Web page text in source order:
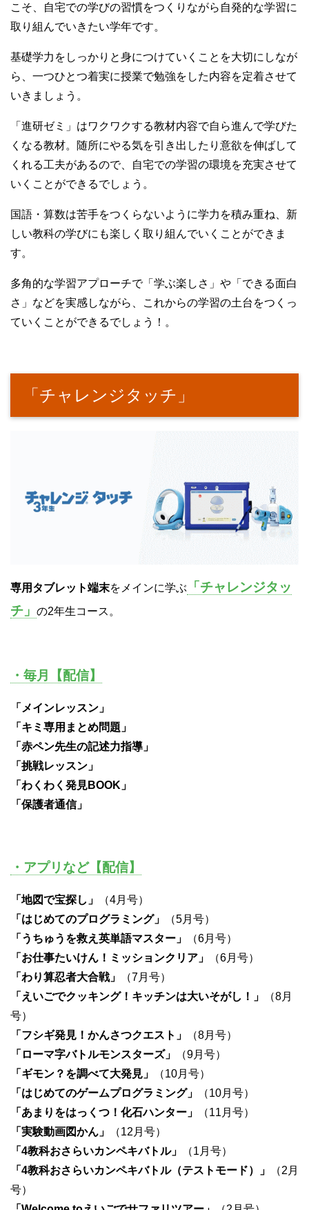
こそ、自宅での学びの習慣をつくりながら自発的な学習に
取り組んでいきたい学年です。
基礎学力をしっかりと身につけていくことを大切にしなが
ら、一つひとつ着実に授業で勉強をした内容を定着させて
いきましょう。
「進研ゼミ」はワクワクする教材内容で自ら進んで学びた
くなる教材。随所にやる気を引き出したり意欲を伸ばして
くれる工夫があるので、自宅での学習の環境を充実させて
いくことができるでしょう。
国語・算数は苦手をつくらないように学力を積み重ね、新
しい教科の学びにも楽しく取り組んでいくことができま
す。
多角的な学習アプローチで「学ぶ楽しさ」や「できる面白
さ」などを実感しながら、これからの学習の土台をつくっ
ていくことができるでしょう！。
「チャレンジタッチ」
専用タブレット端末をメインに学ぶ
「チャレンジタッ
チ」 の2年生コース。
・毎月【配信】
「メインレッスン」
「キミ専用まとめ問題」
「赤ペン先生の記述力指導」
「挑戦レッスン」
「わくわく発見BOOK」
「保護者通信」
・アプリなど【配信】
「地図で宝探し」
（4月号）
「はじめてのプログラミング」
（5月号）
「うちゅうを救え英単語マスター」
（6月号）
「お仕事たいけん！ミッションクリア」
（6月号）
「わり算忍者大合戦」
（7月号）
「えいごでクッキング！キッチンは大いそがし！」
（8月
号）
「フシギ発見！かんさつクエスト」
（8月号）
「ローマ字バトルモンスターズ」
（9月号）
「ギモン？を調べて大発見」
（10月号）
「はじめてのゲームプログラミング」
（10月号）
「あまりをはっくつ！化石ハンター」
（11月号）
「実験動画図かん」
（12月号）
「4教科おさらいカンペキバトル」
（1月号）
「4教科おさらいカンペキバトル（テストモード）」
（2月
号）